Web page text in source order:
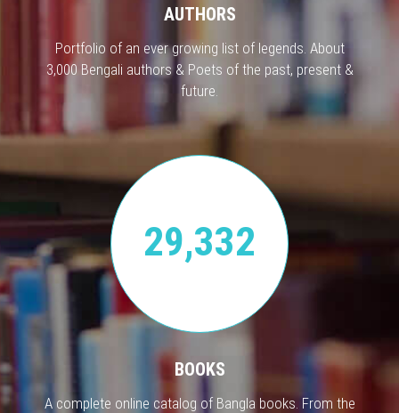
AUTHORS
Portfolio of an ever growing list of legends. About
3,000 Bengali authors & Poets of the past, present &
future.
29,332
BOOKS
A complete online catalog of Bangla books. From the